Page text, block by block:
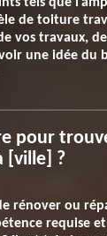
de toiture
vos travaux,
une idée du
pour
[ville] ?
rénover ou
requise